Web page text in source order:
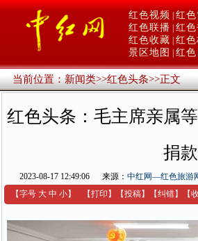
红色视频 红
红色联播 红
红色收藏 红
景区地图
红色
当前位置：新闻类>>红色头条>>正文
红色头条：毛主席亲属
捐
2023-08-17 12:49:06 来源： 中红网—红色旅游
【字号 大 中 小】 【打印 】 【投稿】 【纠错】 【